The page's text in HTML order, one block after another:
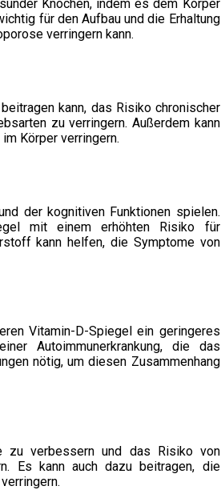
Knochen, indem es dem Körper
für den Aufbau und die Erhaltung
verringern kann.
kann, das Risiko chronischer
zu verringern. Außerdem kann
Körper verringern.
der kognitiven Funktionen spielen.
mit einem erhöhten Risiko für
kann helfen, die Symptome von
Vitamin-D-Spiegel ein geringeres
Autoimmunerkrankung, die das
nötig, um diesen Zusammenhang
zu verbessern und das Risiko von
Es kann auch dazu beitragen, die